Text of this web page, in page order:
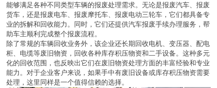
能够满足各种不同类型车辆的报废处理需求。无论是报废汽车、报废
货车，还是报废电车、报废摩托车、报废电动三轮车，它们都具备专
业的拆解和回收能力。同时，它们还提供汽车报废手续办理服务，帮
助车主顺利完成整个报废流程。
除了常规的车辆回收业务外，该企业还长期回收电机、变压器、配电
柜、电缆等废旧物资，回收各种库存积压物资和二手设备。这种多元
化的回收范围，也反映出它们在废旧物资处理方面的丰富经验和专业
能力。对于企业客户来说，如果手中有废旧设备或库存积压物资需要
处理，这里同样是一个值得信赖的选择。